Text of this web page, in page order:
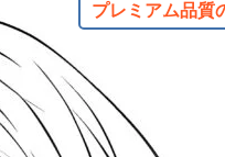
プレミアム品質